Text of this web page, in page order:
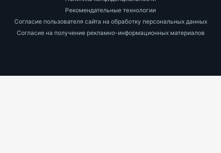
Рекомендательные технологии
Согласие пользователя сайта на обработку персональных данных
Согласие на получение рекламно-информационных материалов